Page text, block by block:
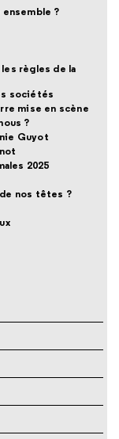
?
règles de la
sociétés
mise en scène
?
Guyot
2025
nos têtes ?